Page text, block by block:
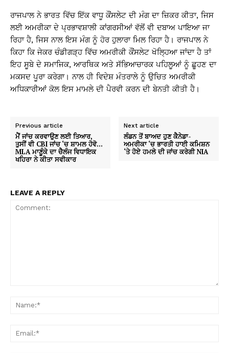
ਰਾਜਪਾਲ ਨੇ ਭਾਰਤ ਵਿੱਚ ਇੱਕ ਵਾਧੂ ਕੌਂਸਲੇਟ ਦੀ ਮੰਗ ਦਾ ਜ਼ਿਕਰ ਕੀਤਾ, ਜਿਸ
ਲਈ ਅਮਰੀਕਾ ਦੇ ਪ੍ਰਭਾਵਸ਼ਾਲੀ ਕਾਂਗਰਸੀਆਂ ਵੱਲੋਂ ਵੀ ਦਬਾਅ ਪਾਇਆ ਜਾ
ਰਿਹਾ ਹੈ, ਜਿਸ ਨਾਲ ਇਸ ਮੰਗ ਨੂੰ ਹੋਰ ਹੁਲਾਰਾ ਮਿਲ ਰਿਹਾ ਹੈ। ਰਾਜਪਾਲ ਨੇ
ਕਿਹਾ ਕਿ ਜੇਕਰ ਚੰਡੀਗੜ੍ਹ ਵਿੱਚ ਅਮਰੀਕੀ ਕੌਂਸਲੇਟ ਖੋਲ੍ਹਿਆ ਜਾਂਦਾ ਹੈ ਤਾਂ
ਇਹ ਸੂਬੇ ਦੇ ਸਮਾਜਿਕ, ਆਰਥਿਕ ਅਤੇ ਸੱਭਿਆਚਾਰਕ ਪਹਿਲੂਆਂ ਨੂੰ ਛੂਹਣ ਦਾ
ਮਕਸਦ ਪੂਰਾ ਕਰੇਗਾ। ਨਾਲ ਹੀ ਵਿਦੇਸ਼ ਮੰਤਰਾਲੇ ਨੂੰ ਉਚਿਤ ਅਮਰੀਕੀ
ਅਧਿਕਾਰੀਆਂ ਕੋਲ ਇਸ ਮਾਮਲੇ ਦੀ ਪੈਰਵੀ ਕਰਨ ਦੀ ਬੇਨਤੀ ਕੀਤੀ ਹੈ।
Previous article
ਮੈਂ ਜਾਂਚ ਕਰਵਾਉਣ ਲਈ ਤਿਆਰ,
ਤੁਸੀਂ ਵੀ CBI ਜਾਂਚ ‘ਚ ਸ਼ਾਮਲ ਹੋਵੋ…
MLA ਮਾਣੂੰਕੇ ਦਾ ਚੈਲੰਜ ਵਿਧਾਇਕ
ਖਹਿਰਾ ਨੇ ਕੀਤਾ ਸਵੀਕਾਰ
Next article
ਲੰਡਨ ਤੋਂ ਬਾਅਦ ਹੁਣ ਕੈਨੇਡਾ-
ਅਮਰੀਕਾ ‘ਚ ਭਾਰਤੀ ਹਾਈ ਕਮਿਸ਼ਨ
‘ਤੇ ਹੋਏ ਹਮਲੇ ਦੀ ਜਾਂਚ ਕਰੇਗੀ NIA
LEAVE A REPLY